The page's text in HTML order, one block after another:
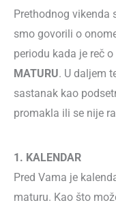
Prethodnog
smo govorili o
periodu kada je reč
MATURU. U daljem
sastanak kao
promakla ili se nije
1. KALENDAR
Pred Vama je
maturu. Kao što